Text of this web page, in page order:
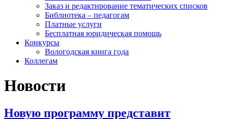
Заказ и редактирование тематических списков
Библиотека – педагогам
Платные услуги
Бесплатная юридическая помощь
Конкурсы
Вологодская книга года
Коллегам
Новости
Новую программу представит